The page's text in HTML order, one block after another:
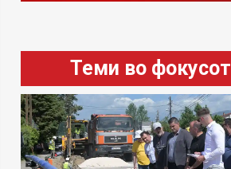
Теми во фокусот